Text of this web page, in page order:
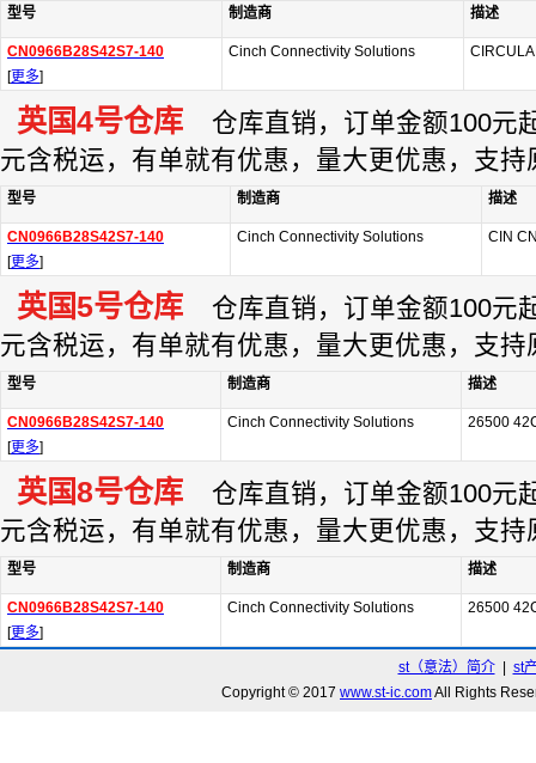
型号 制造商 描述
CN0966B28S42S7-140
[更多]
Cinch Connectivity Solutions
英国4号仓库 仓库直销，订单金额100元
元含税运，有单就有优惠，量大更优惠，支持
型号 制造商 描述
CN0966B28S42S7-140
[更多]
Cinch Connectivity Solutions CIN
英国5号仓库 仓库直销，订单金额100元
元含税运，有单就有优惠，量大更优惠，支持
型号 制造商 描述
CN0966B28S42S7-140
[更多]
Cinch Connectivity Solutions 26500
英国8号仓库 仓库直销，订单金额100元
元含税运，有单就有优惠，量大更优惠，支持
型号 制造商 描述
CN0966B28S42S7-140
[更多]
Cinch Connectivity Solutions 26500
st（意法）简介| st
Copyright © 2017 www.st-ic.comAll Rights